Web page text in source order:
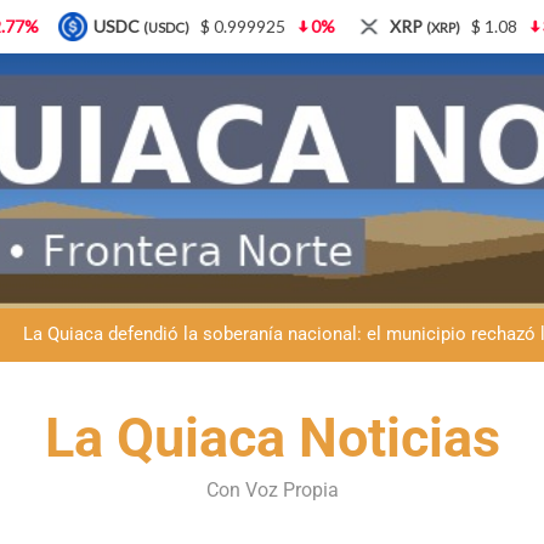
Día del Niño en La Quiaca: el municipio prepara una gran
La Quiaca despide a Luis Barea: el
La Quiaca defendió la soberanía nacional: el municipio rechazó
Luciana Álvarez recibió el Premio San Salvador: La Quiaca celebra
La Quiaca despide a Luis Barea: el
La Quiaca defendió la soberanía nacional: el municipio
La Quiaca Noticias
Con Voz Propia
0% XRP(XRP) $ 1.08 3.87% Solana(SOL) $